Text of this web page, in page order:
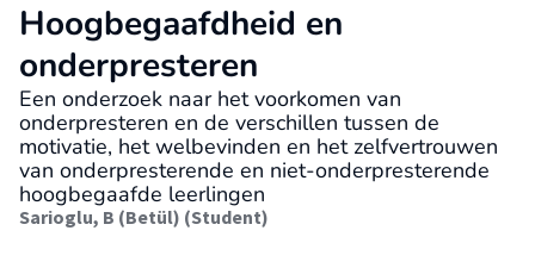
Hoogbegaafdheid en
onderpresteren
Een onderzoek naar het voorkomen van
onderpresteren en de verschillen tussen de
motivatie, het welbevinden en het zelfvertrouwen
van onderpresterende en niet-onderpresterende
hoogbegaafde leerlingen
Sarioglu, B (Betül) (Student)